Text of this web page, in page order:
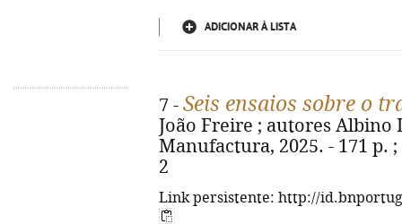
ADICIONAR À LISTA
7 - Seis ensaios sobre o
João Freire ; autores Albino
Manufactura, 2025. - 171 p. ;
2
Link persistente: http://